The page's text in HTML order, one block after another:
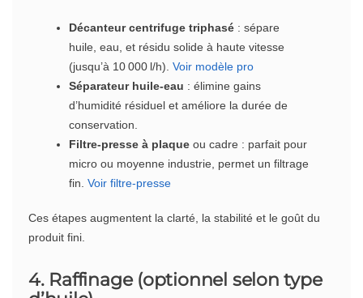
Décanteur centrifuge triphasé : sépare
huile, eau, et résidu solide à haute vitesse
(jusqu’à 10 000 l/h).Voir modèle pro
Séparateur huile‐eau : élimine gains
d’humidité résiduel et améliore la durée de
conservation.
Filtre‐presse à plaque ou cadre : parfait pour
micro ou moyenne industrie, permet un filtrage
fin.Voir filtre‑presse
Ces étapes augmentent la clarté, la stabilité et le goût du
produit fini.
4. Raffinage (optionnel selon type